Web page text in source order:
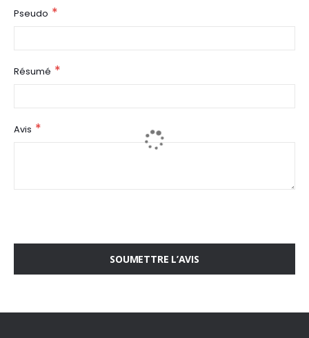
Pseudo
Résumé
Avis
SOUMETTRE L’AVIS